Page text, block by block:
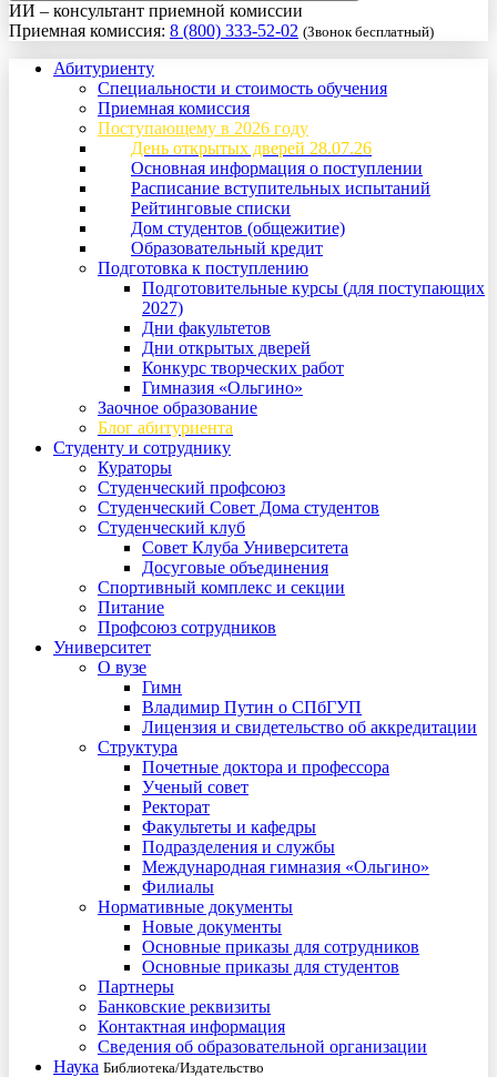
ИИ – консультант приемной комиссии
Приемная комиссия: 8 (800) 333-52-02 (Звонок бесплатный)
Абитуриенту
Специальности и стоимость обучения
Приемная комиссия
Поступающему в 2026 году
День открытых дверей 28.07.26
Основная информация о поступлении
Расписание вступительных испытаний
Рейтинговые списки
Дом студентов (общежитие)
Образовательный кредит
Подготовка к поступлению
Подготовительные курсы (для поступающих
2027)
Дни факультетов
Дни открытых дверей
Конкурс творческих работ
Гимназия «Ольгино»
Заочное образование
Блог абитуриента
Студенту и сотруднику
Кураторы
Студенческий профсоюз
Студенческий Совет Дома студентов
Студенческий клуб
Совет Клуба Университета
Досуговые объединения
Спортивный комплекс и секции
Питание
Профсоюз сотрудников
Университет
О вузе
Гимн
Владимир Путин о СПбГУП
Лицензия и свидетельство об аккредитации
Структура
Почетные доктора и профессора
Ученый совет
Ректорат
Факультеты и кафедры
Подразделения и службы
Международная гимназия «Ольгино»
Филиалы
Нормативные документы
Новые документы
Основные приказы для сотрудников
Основные приказы для студентов
Партнеры
Банковские реквизиты
Контактная информация
Сведения об образовательной организации
Наука Библиотека/Издательство